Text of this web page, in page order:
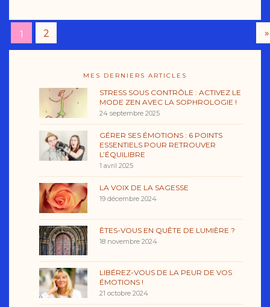
1 2 »
MES DERNIERS ARTICLES
STRESS SOUS CONTRÔLE : ACTIVEZ LE
MODE ZEN AVEC LA SOPHROLOGIE !
24 septembre 2025
GÉRER SES ÉMOTIONS : 6 POINTS
ESSENTIELS POUR RETROUVER
L’ÉQUILIBRE
1 avril 2025
LA VOIX DE LA SAGESSE
19 décembre 2024
ÊTES-VOUS EN QUÊTE DE LUMIÈRE ?
18 novembre 2024
LIBÉREZ-VOUS DE LA PEUR DE VOS
ÉMOTIONS !
21 octobre 2024